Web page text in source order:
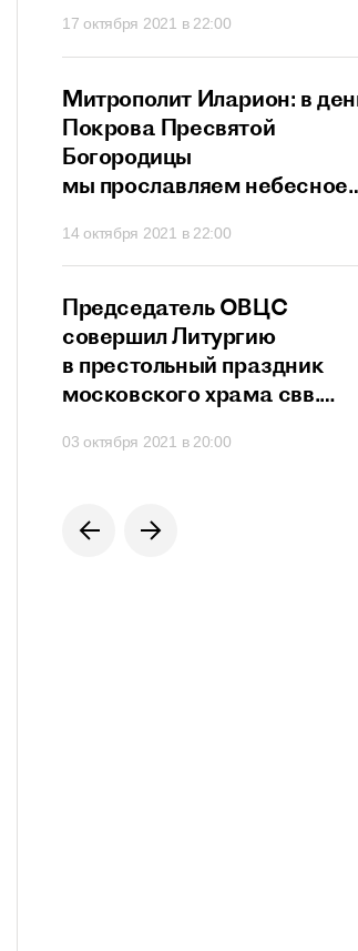
17 октября 2021 в 22:00
Митрополит Иларион: в
Покрова Пресвятой
Богородицы
мы прославляем небесное
Божией
14 октября 2021 в 22:00
Председатель ОВЦС
совершил Литургию
в престольный праздник
московского храма свв.
и Феодора
03 октября 2021 в 20:00